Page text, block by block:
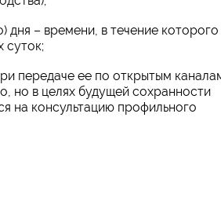
дня – времени, в течение которого
суток;
передаче ее по открытым
но в целях будущей сохранности
на консультацию профильного